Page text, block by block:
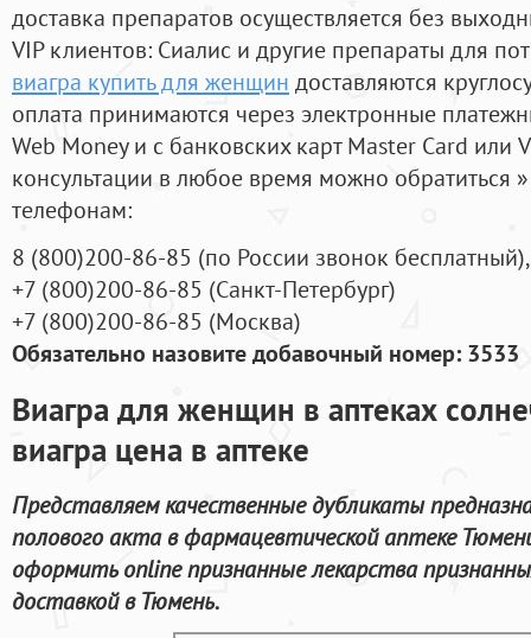
доставка препаратов осуществляется без
VIP клиентов: Сиалис и другие препараты для
виагра купить для женщин доставляются
оплата принимаются через электронные
Web Money и с банковских карт Master Card или
консультации в любое время можно обратиться
телефонам:
8 (800)200-86-85 (по России звонок бесплатный),
+7 (800)200-86-85 (Санкт-Петербург)
+7 (800)200-86-85 (Москва)
Обязательно назовите добавочный номер: 3533
Виагра для женщин в аптеках
виагра цена в аптеке
Представляем качественные дубликаты
полового акта в фармацевтической аптеке
оформить online признанные лекарства
доставкой в Тюмень.